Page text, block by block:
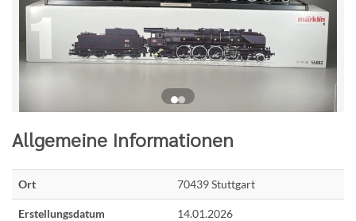
Allgemeine Informationen
Ort 70439 Stuttgart
Erstellungsdatum 14.01.2026